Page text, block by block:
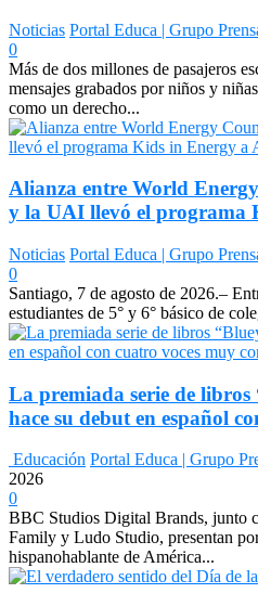
Noticias Portal Educa | Grupo
0
Más de dos millones de pasajeros
mensajes grabados por niños y
como un derecho...
Alianza entre World
y la UAI llevó el programa
Noticias Portal Educa | Grupo
0
Santiago, 7 de agosto de 2026.–
estudiantes de 5° y 6° básico de
La premiada serie de libros
hace su debut en español
Educación Portal Educa | Grupo
2026
0
BBC Studios Digital Brands, junto
Family y Ludo Studio, presentan
hispanohablante de América...